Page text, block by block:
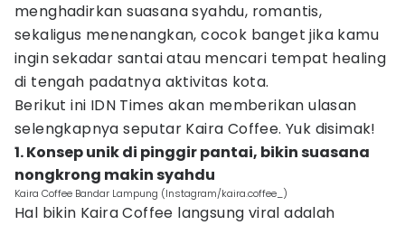
menghadirkan suasana syahdu, romantis,
sekaligus menenangkan, cocok banget jika kamu
ingin sekadar santai atau mencari tempat healing
di tengah padatnya aktivitas kota.
Berikut ini IDN Times akan memberikan ulasan
selengkapnya seputar Kaira Coffee. Yuk disimak!
1. Konsep unik di pinggir pantai, bikin suasana
nongkrong makin syahdu
Kaira Coffee Bandar Lampung (Instagram/kaira.coffee_)
Hal bikin Kaira Coffee langsung viral adalah